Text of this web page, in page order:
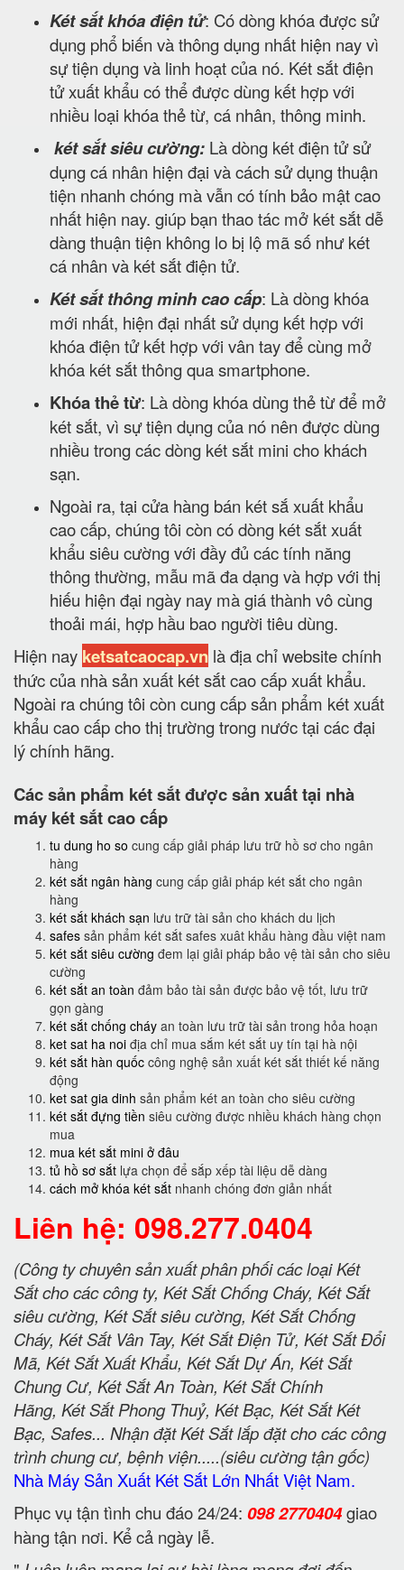
Két sắt khóa điện tử: Có dòng khóa được sử
dụng phổ biến và thông dụng nhất hiện nay vì
sự tiện dụng và linh hoạt của nó. Két sắt điện
tử xuất khẩu có thể được dùng kết hợp với
nhiều loại khóa thẻ từ, cá nhân, thông minh.
két sắt siêu cường: Là dòng két điện tử sử
dụng cá nhân hiện đại và cách sử dụng thuận
tiện nhanh chóng mà vẫn có tính bảo mật cao
nhất hiện nay. giúp bạn thao tác mở két sắt dễ
dàng thuận tiện không lo bị lộ mã số như két
cá nhân và két sắt điện tử.
Két sắt thông minh cao cấp: Là dòng khóa
mới nhất, hiện đại nhất sử dụng kết hợp với
khóa điện tử kết hợp với vân tay để cùng mở
khóa két sắt thông qua smartphone.
Khóa thẻ từ: Là dòng khóa dùng thẻ từ để mở
két sắt, vì sự tiện dụng của nó nên được dùng
nhiều trong các dòng két sắt mini cho khách
sạn.
Ngoài ra, tại cửa hàng bán két sắ xuất khẩu
cao cấp, chúng tôi còn có dòng két sắt xuất
khẩu siêu cường với đầy đủ các tính năng
thông thường, mẫu mã đa dạng và hợp với thị
hiếu hiện đại ngày nay mà giá thành vô cùng
thoải mái, hợp hầu bao người tiêu dùng.
Hiện nay ketsatcaocap.vn là địa chỉ website chính
thức của nhà sản xuất két sắt cao cấp xuất khẩu.
Ngoài ra chúng tôi còn cung cấp sản phẩm két xuất
khẩu cao cấp cho thị trường trong nước tại các đại
lý chính hãng.
Các sản phẩm két sắt được sản xuất tại nhà
máy két sắt cao cấp
tu dung ho so cung cấp giải pháp lưu trữ hồ sơ cho ngân
hàng
két sắt ngân hàng cung cấp giải pháp két sắt cho ngân
hàng
két sắt khách sạn lưu trữ tài sản cho khách du lịch
safes sản phẩm két sắt safes xuât khẩu hàng đầu việt nam
két sắt siêu cường đem lại giải pháp bảo vệ tài sản cho siêu
cường
két sắt an toàn đảm bảo tài sản được bảo vệ tốt, lưu trữ
gọn gàng
két sắt chống cháy an toàn lưu trữ tài sản trong hỏa hoạn
ket sat ha noi địa chỉ mua sắm két sắt uy tín tại hà nội
két sắt hàn quốc công nghệ sản xuất két sắt thiết kế năng
động
ket sat gia dinh sản phẩm két an toàn cho siêu cường
két sắt đựng tiền siêu cường được nhiều khách hàng chọn
mua
mua két sắt mini ở đâu
tủ hồ sơ sắt lựa chọn để sắp xếp tài liệu dễ dàng
cách mở khóa két sắt nhanh chóng đơn giản nhất
Liên hệ: 098.277.0404
(Công ty chuyên sản xuất phân phối các loại Két
Sắt cho các công ty, Két Sắt Chống Cháy, Két Sắt
siêu cường, Két Sắt siêu cường, Két Sắt Chống
Cháy, Két Sắt Vân Tay, Két Sắt Điện Tử, Két Sắt Đổi
Mã, Két Sắt Xuất Khẩu, Két Sắt Dự Án, Két Sắt
Chung Cư, Két Sắt An Toàn, Két Sắt Chính
Hãng, Két Sắt Phong Thuỷ, Két Bạc, Két Sắt Két
Bạc, Safes... Nhận đặt Két Sắt lắp đặt cho các công
trình chung cư, bệnh viện.....(siêu cường tận gốc)
Nhà Máy Sản Xuất Két Sắt Lớn Nhất Việt Nam.
Phục vụ tận tình chu đáo 24/24: 098 2770404giao
hàng tận nơi. Kể cả ngày lễ.